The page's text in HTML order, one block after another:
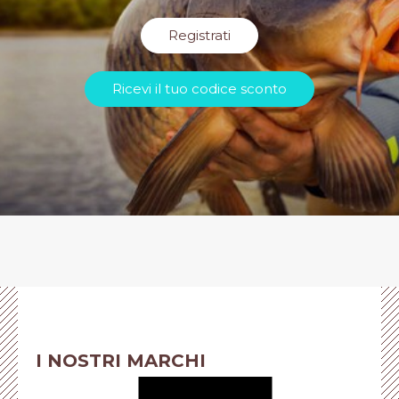
Registrati
Ricevi il tuo codice sconto
I NOSTRI MARCHI